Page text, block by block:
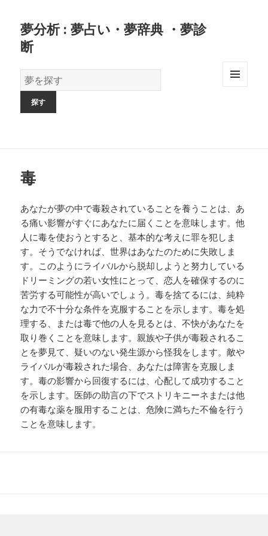
夢分析 : 夢占い・夢辞典 ・夢診
断
夢
の
毒
あなたが夢の中で毒殺されていることを養うことは、あ
る痛い影響がすぐにあなたに届くことを意味します。他
人に毒を使おうとすると、基本的な考えに罪を犯しま
す。そうでなければ、世界はあなたのために失敗しま
す。このようにライバルから脱却しようと努力している
ドリーミングの若い女性にとって、恋人を確保するのに
苦労する可能性が高いでしょう。毒を捨てるには、純粋
な力で不十分な条件を克服することを示します。毒を処
理する、または毒で他の人を見るとは、不快があなたを
取り巻くことを意味します。親族や子供が毒殺されるこ
とを夢見て、疑いのない発生源から怪我をします。敵や
ライバルが毒殺された場合、あなたは障害を克服しま
す。毒の影響から回復するには、心配して成功すること
を示します。医師の助言の下でストリキニーネまたは他
の有毒な薬を服用することは、危険に満ちた不倫を行う
ことを意味します。